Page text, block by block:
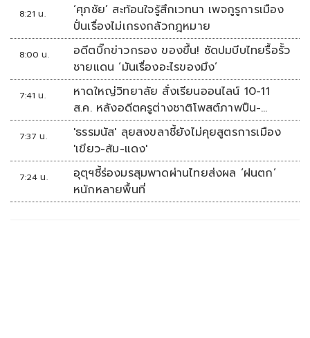
8:21 น.
‘ศุภชัย’ สะท้อนใจรู้สึกเวทนา เพจกูรูการเมือง
ปั่นเรื่องไม่เกรงกลัวกฎหมาย
8:00 น.
อดีตบิ๊กข่าวกรอง ของขึ้น! ซัดปมบีบไทยรื้อรั้ว
ชายแดน ‘มันเรื่องอะไรของมึง’
7:41 น.
หาดใหญ่วิทยาลัย สั่งเรียนออนไลน์ 10-11
ส.ค. หลังอดีตครูต่างชาติโพสต์ภาพปืน-
ข้อความข่มขู่
7:37 น.
'ธรรมนัส' ลุยสงขลาชี้ยังไม่คุยสูตรการเมือง
'เขียว-ส้ม-แดง'
7:24 น.
อุตุฯชี้ร่องมรสุมพาดผ่านไทยส่งผล ‘ฝนตก’
หนักหลายพื้นที่